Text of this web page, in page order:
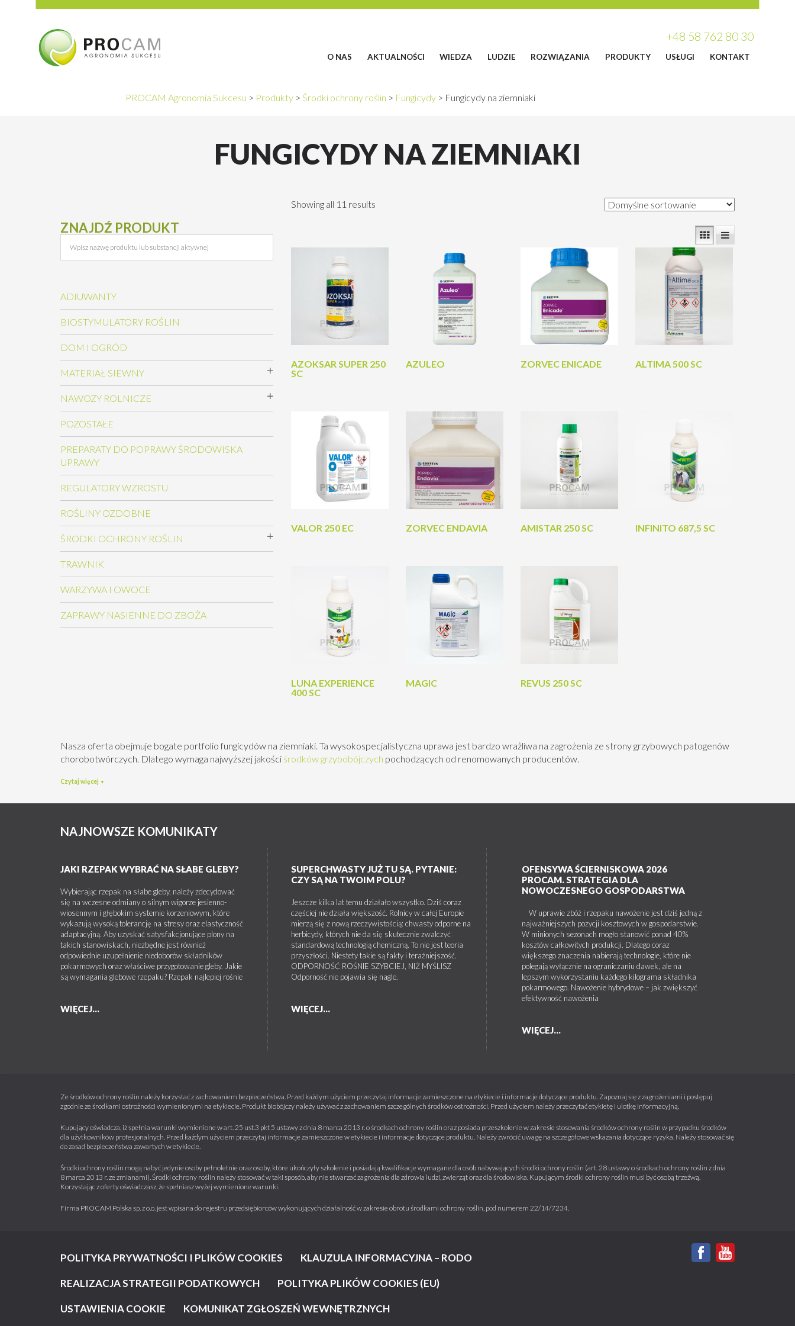
+48 58 762 80 30
O NAS AKTUALNOŚCI WIEDZA LUDZIE ROZWIĄZANIA PRODUKTY USŁUGI KONTAKT
PROCAM Agronomia Sukcesu > Produkty > Środki ochrony roślin > Fungicydy > Fungicydy na ziemniaki
FUNGICYDY NA ZIEMNIAKI
ZNAJDŹ PRODUKT
ADIUWANTY
BIOSTYMULATORY ROŚLIN
DOM I OGRÓD
MATERIAŁ SIEWNY
NAWOZY ROLNICZE
POZOSTAŁE
PREPARATY DO POPRAWY ŚRODOWISKA
UPRAWY
REGULATORY WZROSTU
ROŚLINY OZDOBNE
ŚRODKI OCHRONY ROŚLIN
TRAWNIK
WARZYWA I OWOCE
ZAPRAWY NASIENNE DO ZBOŻA
Showing all 11 results
AZOKSAR SUPER 250
SC
AZULEO ZORVEC ENICADE ALTIMA 500 SC
VALOR 250 EC ZORVEC ENDAVIA AMISTAR 250 SC INFINITO 687,5 SC
LUNA EXPERIENCE
400 SC
MAGIC REVUS 250 SC
Nasza oferta obejmuje bogate portfolio fungicydów na ziemniaki. Ta wysokospecjalistyczna uprawa jest bardzo wrażliwa na zagrożenia ze strony grzybowych patogenów
chorobotwórczych. Dlatego wymaga najwyższej jakości środków grzybobójczych pochodzących od renomowanych producentów.
Czytaj więcej
NAJNOWSZE KOMUNIKATY
JAKI RZEPAK WYBRAĆ NA SŁABE GLEBY?
Wybierając rzepak na słabe gleby, należy zdecydować
się na wczesne odmiany o silnym wigorze jesienno-
wiosennym i głębokim systemie korzeniowym, które
wykazują wysoką tolerancję na stresy oraz elastyczność
adaptacyjną. Aby uzyskać satysfakcjonujące plony na
takich stanowiskach, niezbędne jest również
odpowiednie uzupełnienie niedoborów składników
pokarmowych oraz właściwe przygotowanie gleby. Jakie
są wymagania glebowe rzepaku? Rzepak najlepiej rośnie
WIĘCEJ...
SUPERCHWASTY JUŻ TU SĄ. PYTANIE:
CZY SĄ NA TWOIM POLU?
Jeszcze kilka lat temu działało wszystko. Dziś coraz
częściej nie działa większość. Rolnicy w całej Europie
mierzą się z nową rzeczywistością: chwasty odporne na
herbicydy, których nie da się skutecznie zwalczyć
standardową technologią chemiczną. To nie jest teoria
przyszłości. Niestety takie są fakty i teraźniejszość.
ODPORNOŚĆ ROŚNIE SZYBCIEJ, NIŻ MYŚLISZ
Odporność nie pojawia się nagle.
WIĘCEJ...
OFENSYWA ŚCIERNISKOWA 2026
PROCAM. STRATEGIA DLA
NOWOCZESNEGO GOSPODARSTWA
W uprawie zbóż i rzepaku nawożenie jest dziś jedną z
najważniejszych pozycji kosztowych w gospodarstwie.
W minionych sezonach mogło stanowić ponad 40%
kosztów całkowitych produkcji. Dlatego coraz
większego znaczenia nabierają technologie, które nie
polegają wyłącznie na ograniczaniu dawek, ale na
lepszym wykorzystaniu każdego kilograma składnika
pokarmowego. Nawożenie hybrydowe – jak zwiększyć
efektywność nawożenia
WIĘCEJ...
Ze środków ochrony roślin należy korzystać z zachowaniem bezpieczeństwa. Przed każdym użyciem przeczytaj informacje zamieszczone na etykiecie i informacje dotyczące produktu. Zapoznaj się z zagrożeniami i postępuj
zgodnie ze środkami ostrożności wymienionymi na etykiecie. Produkt biobójczy należy używać z zachowaniem szczególnych środków ostrożności. Przed użyciem należy przeczytać etykietę i ulotkę informacyjną.
Kupujący oświadcza, iż spełnia warunki wymienione w art. 25 ust.3 pkt 5 ustawy z dnia 8 marca 2013 r. o środkach ochrony roślin oraz posiada przeszkolenie w zakresie stosowania środków ochrony roślin w przypadku środków
dla użytkowników profesjonalnych. Przed każdym użyciem przeczytaj informacje zamieszczone w etykiecie i informacje dotyczące produktu. Należy zwrócić uwagę na szczegółowe wskazania dotyczące ryzyka. Należy stosować się
do zasad bezpieczeństwa zawartych w etykiecie.
Środki ochrony roślin mogą nabyć jedynie osoby pełnoletnie oraz osoby, które ukończyły szkolenie i posiadają kwalifikacje wymagane dla osób nabywających środki ochrony roślin (art. 28 ustawy o środkach ochrony roślin z dnia
8 marca 2013 r. ze zmianami). Środki ochrony roślin należy stosować w taki sposób, aby nie stwarzać zagrożenia dla zdrowia ludzi, zwierząt oraz dla środowiska. Kupującym środki ochrony roślin musi być osobą trzeźwą.
Korzystając z oferty oświadczasz, że spełniasz wyżej wymienione warunki.
Firma PROCAM Polska sp. z o.o. jest wpisana do rejestru przedsiębiorców wykonujących działalność w zakresie obrotu środkami ochrony roślin, pod numerem 22/14/7234.
POLITYKA PRYWATNOŚCI I PLIKÓW COOKIES KLAUZULA INFORMACYJNA – RODO
REALIZACJA STRATEGII PODATKOWYCH POLITYKA PLIKÓW COOKIES (EU)
USTAWIENIA COOKIE KOMUNIKAT ZGŁOSZEŃ WEWNĘTRZNYCH